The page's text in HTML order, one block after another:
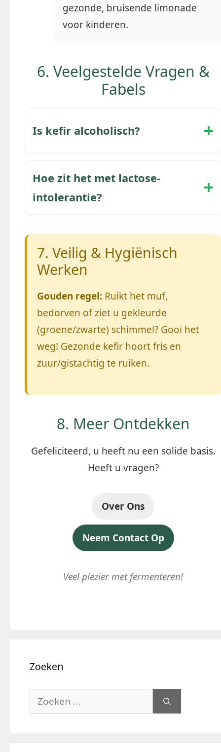
gezonde, bruisende limonade
voor kinderen.
6. Veelgestelde Vragen &
Fabels
Is kefir alcoholisch?
Hoe zit het met lactose-
intolerantie?
7. Veilig & Hygiënisch
Werken
Gouden regel: Ruikt het muf,
bedorven of ziet u gekleurde
(groene/zwarte) schimmel? Gooi het
weg! Gezonde kefir hoort fris en
zuur/gistachtig te ruiken.
8. Meer Ontdekken
Gefeliciteerd, u heeft nu een solide basis.
Heeft u vragen?
Over Ons
Neem Contact Op
Veel plezier met fermenteren!
Zoeken
Zoek
naar: